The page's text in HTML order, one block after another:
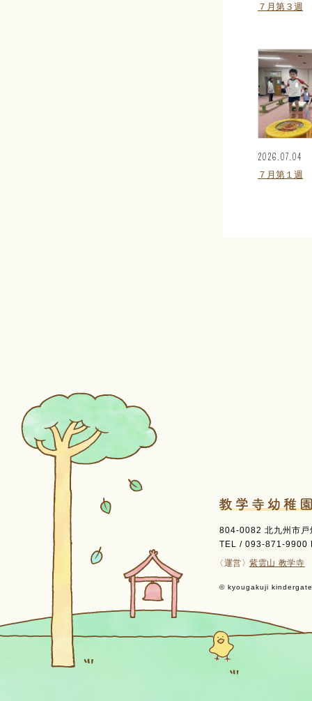
７月第３週
2026.07.04
７月第１週
804-0082 北九州市
TEL / 093-871-9900
〈運営〉紫雲山 教学寺
© kyougakuji